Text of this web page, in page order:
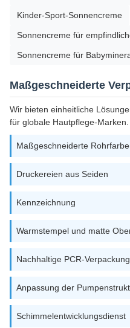
Kinder-Sport-Sonnencreme
Sonnencreme für
Sonnencreme für
Maßgeschneiderte
Wir bieten einheitliche
für globale Hautpflege-Marken.
Maßgeschneiderte
Druckereien aus Seiden
Kennzeichnung
Warmstempel und matte
Nachhaltige PCR-
Anpassung der
Schimmelentwicklungsdienst